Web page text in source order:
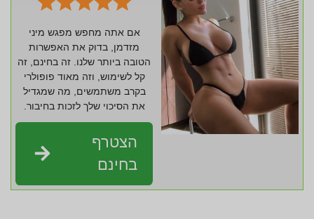
אם אתה מחפש מפגש מיני
מזדמן, בדוק את האפשרות
הטובה ביותר שלנו. זה בחינם, זה
קל לשימוש, וזה מאוד פופולרי
בקרב משתמשים, מה שמגדיל
את הסיכוי שלך לזכות בחיבור.
הצטרף
בחינם